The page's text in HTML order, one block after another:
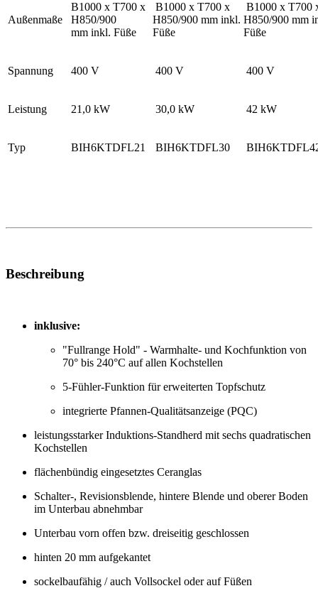
Außenmaße
B1000 x T700 x
H850/900
mm inkl. Füße
B1000 x T700 x
H850/900 mm inkl.
Füße
B1000 x T700
H850/900 mm
Füße
Spannung 400 V 400 V 400 V
Leistung 21,0 kW 30,0 kW 42 kW
Typ BIH6KTDFL21 BIH6KTDFL30
Beschreibung
inklusive:
"Fullrange Hold" - Warmhalte- und Kochfunktion von
70° bis 240°C auf allen Kochstellen
5-Fühler-Funktion für erweiterten Topfschutz
integrierte Pfannen-Qualitätsanzeige (PQC)
leistungsstarker Induktions-Standherd mit sechs quadratischen
Kochstellen
flächenbündig eingesetztes Ceranglas
Schalter-, Revisionsblende, hintere Blende und oberer Boden
im Unterbau abnehmbar
Unterbau vorn offen bzw. dreiseitig geschlossen
hinten 20 mm aufgekantet
sockelbaufähig / auch Vollsockel oder auf Füßen